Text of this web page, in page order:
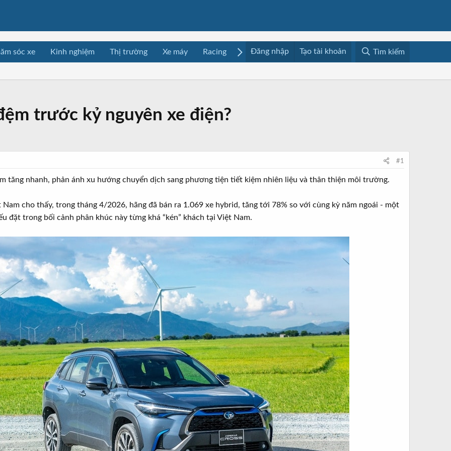
sóc xe Kinh nghiệm Thị trường Xe máy Racing Mua bán Media Resources
Đăng nhập Tạo tài khoản Tìm kiếm
trước kỷ nguyên xe điện?
#1
tăng nhanh, phản ánh xu hướng chuyển dịch sang phương tiện tiết kiệm nhiên liệu và thân thiện môi trường.
cho thấy, trong tháng 4/2026, hãng đã bán ra 1.069 xe hybrid, tăng tới 78% so với cùng kỳ năm ngoái - một
đặt trong bối cảnh phân khúc này từng khá “kén” khách tại Việt Nam.